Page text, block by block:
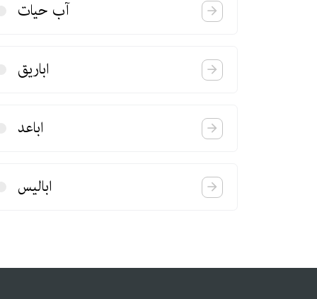
آب حیات
اباریق
اباعد
ابالیس